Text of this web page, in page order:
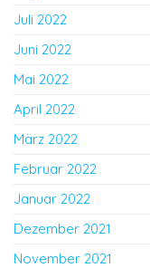
Juli 2022
Juni 2022
Mai 2022
April 2022
März 2022
Februar 2022
Januar 2022
Dezember 2021
November 2021